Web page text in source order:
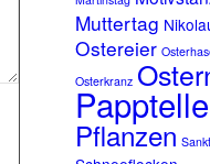
Muttertag
Ostereier
Osterkranz
Pflanzen